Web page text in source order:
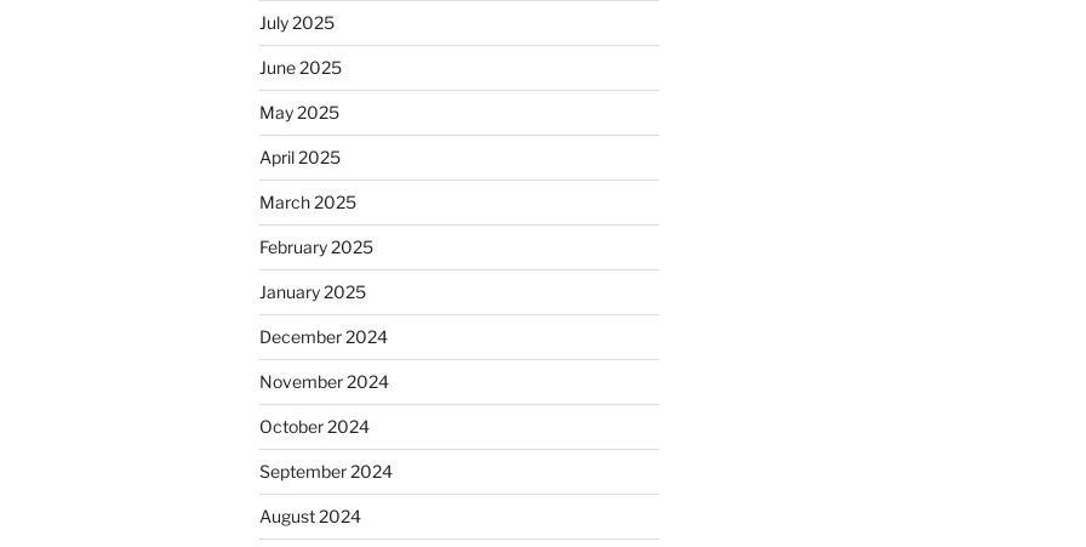
July 2025
June 2025
May 2025
April 2025
March 2025
February 2025
January 2025
December 2024
November 2024
October 2024
September 2024
August 2024